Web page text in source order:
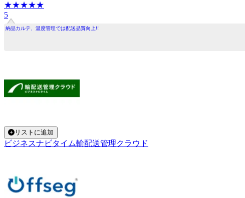
★★★★★
5
納品カルテ、温度管理では配送品質向上!!
リストに追加
ビジネスナビタイム輸配送管理クラウド